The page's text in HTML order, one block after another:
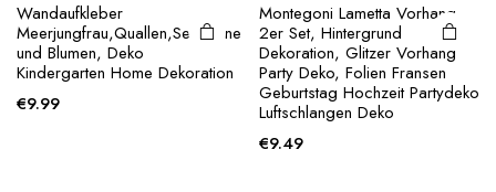
Wandaufkleber
Meerjungfrau,Quallen,Seesterne
und Blumen, Deko
Kindergarten Home Dekoration
€9.99
Montegoni Lametta Vorhang
2er Set, Hintergrund
Dekoration, Glitzer Vorhang
Party Deko, Folien Fransen
Geburtstag Hochzeit Partydeko
Luftschlangen Deko
€9.49